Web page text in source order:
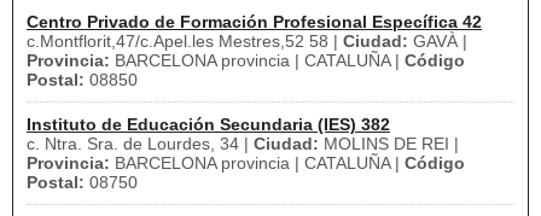
Centro Privado de Formación Profesional Específica 42
c.Montflorit,47/c.Apel.les Mestres,52 58 | Ciudad: GAVÀ |
Provincia: BARCELONA provincia | CATALUÑA | Código
Postal: 08850
Instituto de Educación Secundaria (IES) 382
c. Ntra. Sra. de Lourdes, 34 | Ciudad: MOLINS DE REI |
Provincia: BARCELONA provincia | CATALUÑA | Código
Postal: 08750